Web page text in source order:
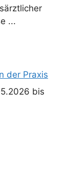
...
der Praxis
bis